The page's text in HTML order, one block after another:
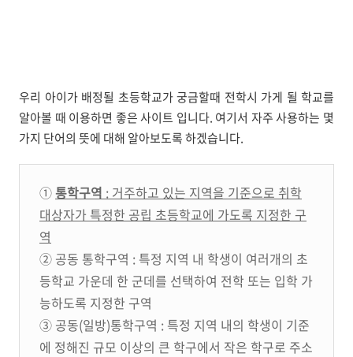
우리 아이가 배정될 초등학교가 궁금할때 전학시 가게 될 학교를
알아볼 때 이용하면 좋은 사이트 입니다. 여기서 자주 사용하는 몇
가지 단어의 뜻에 대해 알아보도록 하겠습니다.
①통학구역 : 거주하고 있는 지역을 기준으로 취학
대상자가 특정한 공립 초등학교에 가도록 지정한 구
역
② 공동 통학구역 : 특정 지역 내 학생이 여러개의 초
등학교 가운데 한 군데를 선택하여 전학 또는 입학 가
능하도록 지정한 구역
③ 공동(일방)통학구역 : 특정 지역 내의 학생이 기준
에 정해진 규모 이상의 큰 학구에서 작은 학구로 주소